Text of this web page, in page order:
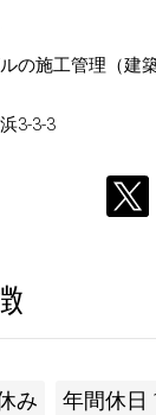
の施工管理（建
3-3-3
み 年間休日